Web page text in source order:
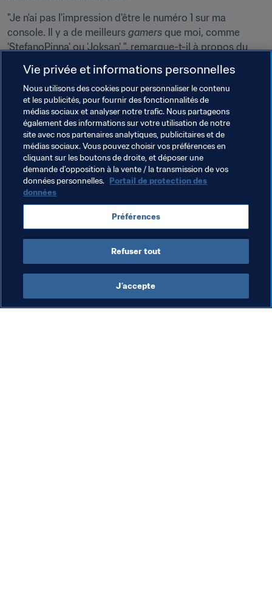
"Je n'ai pas l'impression d'être le numéro 1 sur ma
console. Il y a de meilleurs gamers que moi, comme
'StefanoPinna' ou 'Joksan' ", remarque-t-il à propos du
cinquième au classement des FIFA 19 Global Series. "Il
me reste des erreurs à corriger dans mon jeu, alors je ne
peux pas me considérer comme le meilleur sur
PlayStation."
Comme tout grand professionnel, 'Nicolas99fc' cherche
sans cesse à s'améliorer, d'autant que la FIFA eWorld
Cup™ pointe à l'horizon. "Je dois progresser dans tous
les compartiments, et plus particulièrement en attaque",
estime-t-il. "Je suis très créatif, mais j'ai parfois des
pannes sèches." Longue est la route vers les sommets.
Vie privée et informations personnelles
Nous utilisons des cookies pour personnaliser le contenu
et les publicités, pour fournir des fonctionnalités de
médias sociaux et analyser notre trafic. Nous partageons
également des informations sur votre utilisation de notre
site avec nos partenaires analytiques, publicitaires et de
médias sociaux. Vous pouvez choisir vos préférences en
cliquant sur les boutons de droite, et déposer une
demande d’opposition à la vente / la transmission de vos
données personnelles. Portail de protection des
données
Préférences
Refuser tout
J’accepte